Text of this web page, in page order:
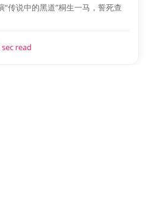
传说中的黑道”桐生一马，誓死查
sec read